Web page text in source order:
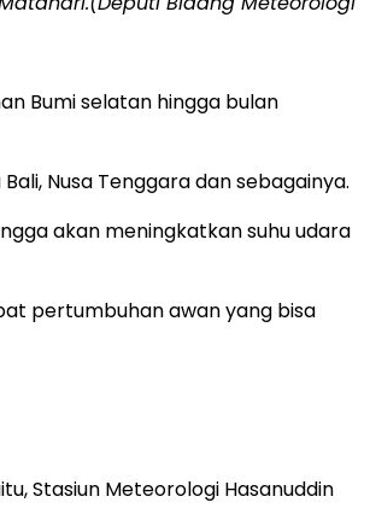
Bumi selatan hingga bulan
Nusa Tenggara dan sebagainya.
akan meningkatkan suhu udara
pertumbuhan awan yang bisa
Stasiun Meteorologi Hasanuddin